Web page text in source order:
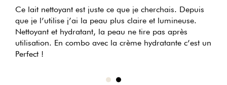
je cherchais. Depuis
claire et lumineuse.
ne tire pas après
hydratante c’est un
Un vrai coup de cœur pour l’huile
nourrit ma peau en profondeur
une odeur douce et réconfortante.
lumineuse et toute douce.